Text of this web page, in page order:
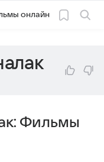
онлайн
Фильмы